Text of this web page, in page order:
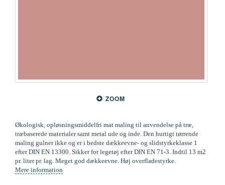
ZOOM
Økologisk, opløsningsmiddelfri mat maling til anvendelse på træ,
træbaserede materialer samt metal ude og inde. Den hurtigt tørrende
maling gulner ikke og er i bedste dækkeevne- og slidstyrkeklasse 1
efter DIN EN 13300. Sikker for legetøj efter DIN EN 71-3. Indtil 13 m2
pr. liter pr. lag. Meget god dækkeevne. Høj overfladestyrke.
Mere information